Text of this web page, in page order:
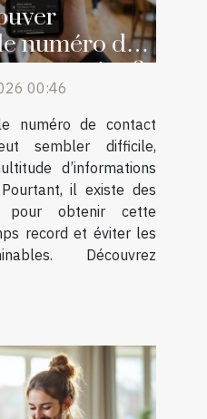
numéro de
entreprise ?
00:46
numéro de contact
sembler difficile,
d’informations
il existe des
pour obtenir cette
record et éviter les
Découvrez